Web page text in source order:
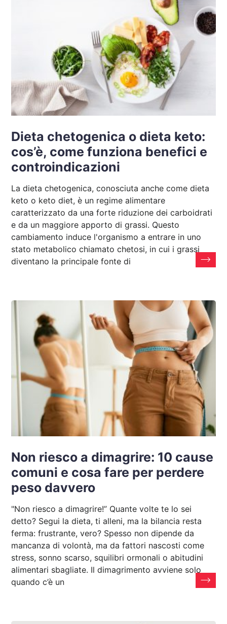
Dieta chetogenica o dieta keto:
cos’è, come funziona benefici e
controindicazioni
La dieta chetogenica, conosciuta anche come dieta
keto o keto diet, è un regime alimentare
caratterizzato da una forte riduzione dei carboidrati
e da un maggiore apporto di grassi. Questo
cambiamento induce l'organismo a entrare in uno
stato metabolico chiamato chetosi, in cui i grassi
diventano la principale fonte di
Non riesco a dimagrire: 10 cause
comuni e cosa fare per perdere
peso davvero
"Non riesco a dimagrire!” Quante volte te lo sei
detto? Segui la dieta, ti alleni, ma la bilancia resta
ferma: frustrante, vero? Spesso non dipende da
mancanza di volontà, ma da fattori nascosti come
stress, sonno scarso, squilibri ormonali o abitudini
alimentari sbagliate. Il dimagrimento avviene solo
quando c’è un